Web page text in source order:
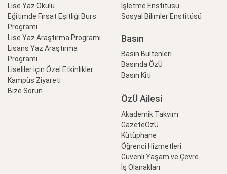
Lise Yaz Okulu
Eğitimde Fırsat Eşitliği Burs
Programı
Lise Yaz Araştırma Programı
Lisans Yaz Araştırma
Programı
Liseliler için Özel Etkinlikler
Kampüs Ziyareti
Bize Sorun
İşletme Enstitüsü
Sosyal Bilimler Enstitüsü
Basın
Basın Bültenleri
Basında ÖzÜ
Basın Kiti
ÖzÜ Ailesi
Akademik Takvim
GazeteÖzÜ
Kütüphane
Öğrenci Hizmetleri
Güvenli Yaşam ve Çevre
İş Olanakları